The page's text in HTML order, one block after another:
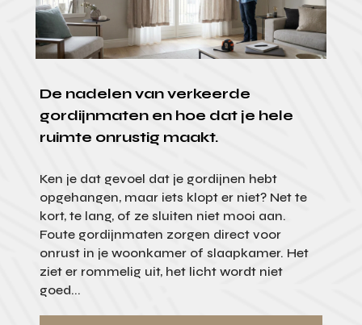
De nadelen van verkeerde
gordijnmaten en hoe dat je hele
ruimte onrustig maakt.
Ken je dat gevoel dat je gordijnen hebt
opgehangen, maar iets klopt er niet? Net te
kort, te lang, of ze sluiten niet mooi aan.
Foute gordijnmaten zorgen direct voor
onrust in je woonkamer of slaapkamer. Het
ziet er rommelig uit, het licht wordt niet
goed...